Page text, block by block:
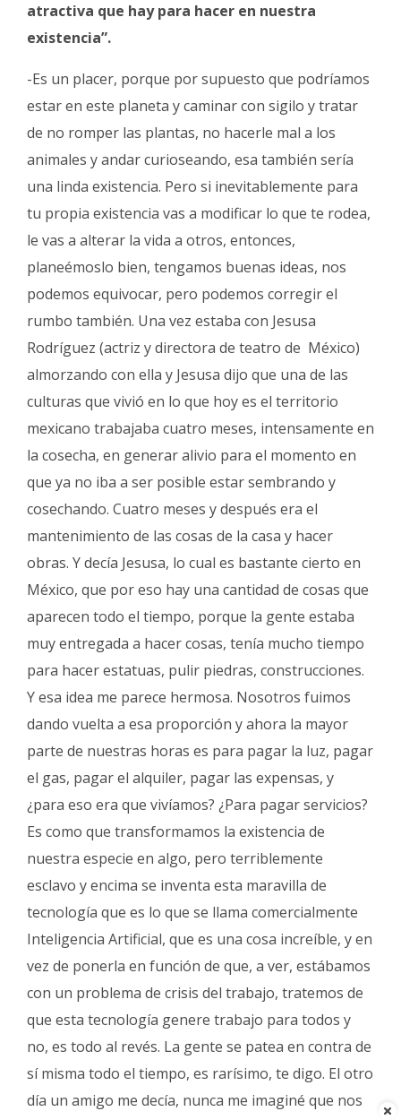
atractiva que hay para hacer en nuestra
existencia”.
-Es un placer, porque por supuesto que podríamos
estar en este planeta y caminar con sigilo y tratar
de no romper las plantas, no hacerle mal a los
animales y andar curioseando, esa también sería
una linda existencia. Pero si inevitablemente para
tu propia existencia vas a modificar lo que te rodea,
le vas a alterar la vida a otros, entonces,
planeémoslo bien, tengamos buenas ideas, nos
podemos equivocar, pero podemos corregir el
rumbo también. Una vez estaba con Jesusa
Rodríguez (actriz y directora de teatro de México)
almorzando con ella y Jesusa dijo que una de las
culturas que vivió en lo que hoy es el territorio
mexicano trabajaba cuatro meses, intensamente en
la cosecha, en generar alivio para el momento en
que ya no iba a ser posible estar sembrando y
cosechando. Cuatro meses y después era el
mantenimiento de las cosas de la casa y hacer
obras. Y decía Jesusa, lo cual es bastante cierto en
México, que por eso hay una cantidad de cosas que
aparecen todo el tiempo, porque la gente estaba
muy entregada a hacer cosas, tenía mucho tiempo
para hacer estatuas, pulir piedras, construcciones.
Y esa idea me parece hermosa. Nosotros fuimos
dando vuelta a esa proporción y ahora la mayor
parte de nuestras horas es para pagar la luz, pagar
el gas, pagar el alquiler, pagar las expensas, y
¿para eso era que vivíamos? ¿Para pagar servicios?
Es como que transformamos la existencia de
nuestra especie en algo, pero terriblemente
esclavo y encima se inventa esta maravilla de
tecnología que es lo que se llama comercialmente
Inteligencia Artificial, que es una cosa increíble, y en
vez de ponerla en función de que, a ver, estábamos
con un problema de crisis del trabajo, tratemos de
que esta tecnología genere trabajo para todos y
no, es todo al revés. La gente se patea en contra de
sí misma todo el tiempo, es rarísimo, te digo. El otro
día un amigo me decía, nunca me imaginé que nos